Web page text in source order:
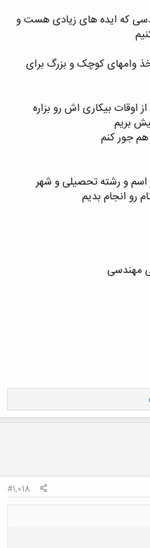
که ایده های زیادی هست و
وامهای کوچک و بزرگ برای
بیکاری اش رو بزاره
بریم
جور کنم
اسم و رشته تحصیلی و شهر
رو انجام بدیم
مهندسی
#1,018